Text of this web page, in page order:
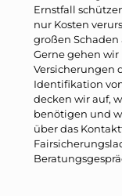
Ernstfall
nur Kosten
großen
Gerne gehen
Versicherungen
Identifikation
decken wir auf,
benötigen und
über das